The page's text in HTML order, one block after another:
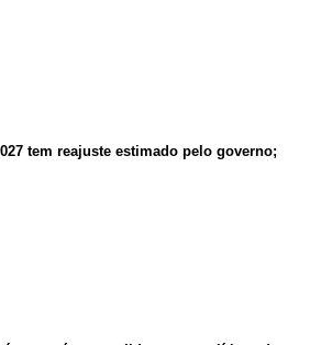
tem reajuste estimado pelo governo;